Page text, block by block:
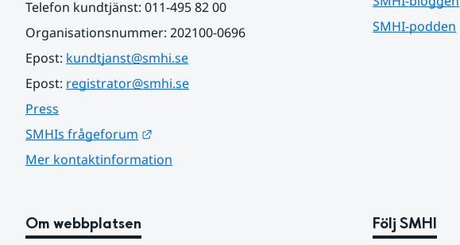
Telefon kundtjänst: 011-495 82 00
Organisationsnummer: 202100-0696
Epost: kundtjanst@smhi.se
Epost: registrator@smhi.se
Press
SMHIs frågeforum
Mer kontaktinformation
SMHI-podden
Om webbplatsen Följ SMHI